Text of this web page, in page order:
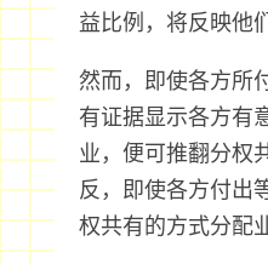
益比例，将反映他
然而，即使各方所
有证据显示各方有
业，便可推翻分权
反，即使各方付出
权共有的方式分配